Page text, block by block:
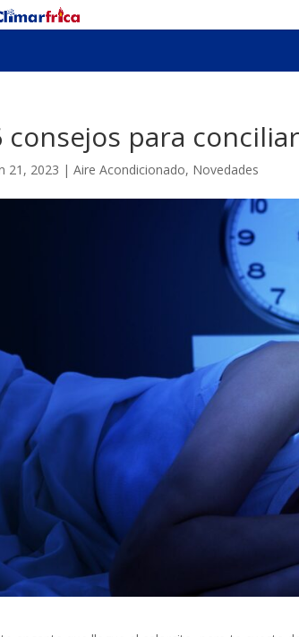
consejos para
21, 2023 |Aire Acondicionado, Novedades